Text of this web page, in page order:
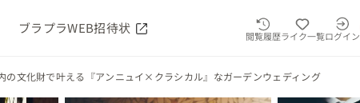
ブラプラWEB招待状 閲覧履歴ライク一覧ログイン
の文化財で叶える『アンニュイ×クラシカル』なガーデンウェディング